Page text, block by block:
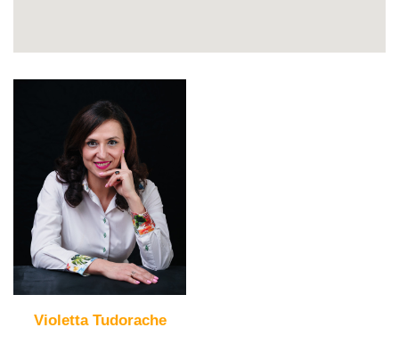
Violetta Tudorache